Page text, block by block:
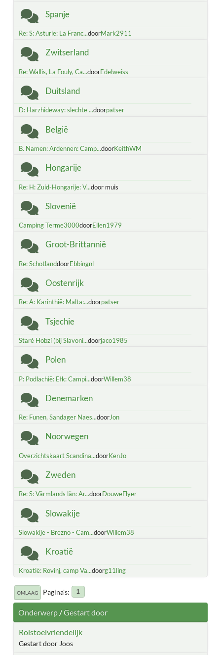
Spanje
Re: S: Asturië: La Franc...doorMark2911
Zwitserland
Re: Wallis, La Fouly, Ca...doorEdelweiss
Duitsland
D: Harzhideway: slechte ...doorpatser
België
B. Namen: Ardennen: Camp...doorKeithWM
Hongarije
Re: H: Zuid-Hongarije: V...door muis
Slovenië
Camping Terme3000doorEllen1979
Groot-Brittannië
Re: SchotlanddoorEbbingnl
Oostenrijk
Re: A: Karinthië: Malta:...doorpatser
Tsjechie
Staré Hobzí (bij Slavoni...doorjaco1985
Polen
P: Podlachië: Ełk: Campi...doorWillem38
Denemarken
Re: Funen, Sandager Naes...doorJon
Noorwegen
Overzichtskaart Scandina...doorKenJo
Zweden
Re: S: Värmlands län: Ar...doorDouweFlyer
Slowakije
Slowakije - Brezno - Cam...doorWillem38
Kroatië
Kroatië: Rovinj, camp Va...doorg11ling
OMLAAG Pagina's 1
Onderwerp/Gestart door
Rolstoelvriendelijk
Gestart door Joos